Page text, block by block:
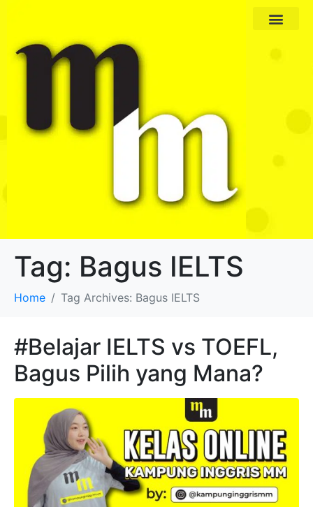
Tag: Bagus IELTS
Home Tag Archives: Bagus IELTS
#Belajar IELTS vs TOEFL,
Bagus Pilih yang Mana?